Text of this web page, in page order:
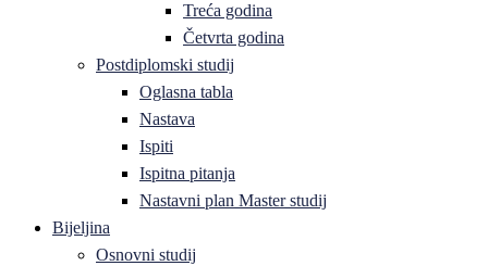
Treća godina
Četvrta godina
Postdiplomski studij
Oglasna tabla
Nastava
Ispiti
Ispitna pitanja
Nastavni plan Master studij
Bijeljina
Osnovni studij